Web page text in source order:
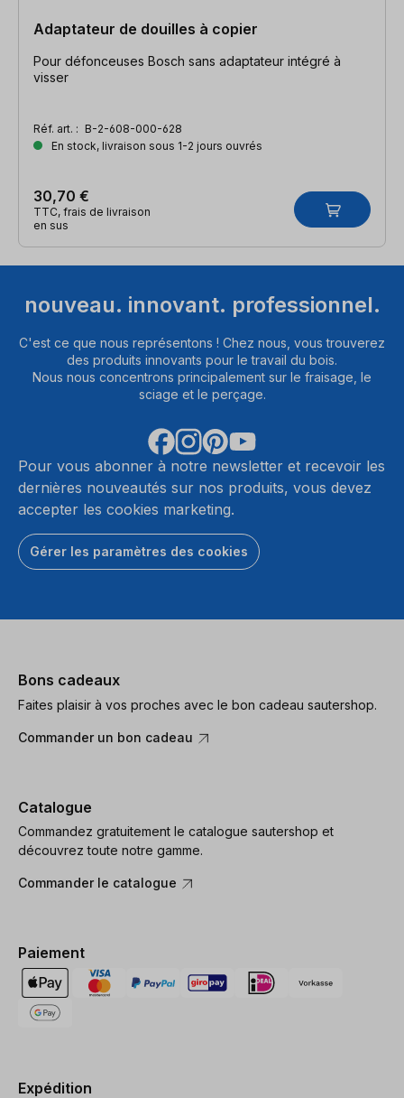
Adaptateur de douilles à copier
Pour défonceuses Bosch sans adaptateur intégré à
visser
Réf. art. : B-2-608-000-628
En stock, livraison sous 1-2 jours ouvrés
30,70 €
TTC, frais de livraison
en sus
nouveau. innovant. professionnel.
C'est ce que nous représentons ! Chez nous, vous trouverez
des produits innovants pour le travail du bois.
Nous nous concentrons principalement sur le fraisage, le
sciage et le perçage.
Pour vous abonner à notre newsletter et recevoir les
dernières nouveautés sur nos produits, vous devez
accepter les cookies marketing.
Gérer les paramètres des cookies
Bons cadeaux
Faites plaisir à vos proches avec le bon cadeau sautershop.
Commander un bon cadeau
Catalogue
Commandez gratuitement le catalogue sautershop et
découvrez toute notre gamme.
Commander le catalogue
Paiement
Expédition